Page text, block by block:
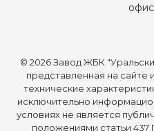
© 2026 Завод ЖБК
представленная на
технические
исключительно
условиях не является
положениями статьи 437